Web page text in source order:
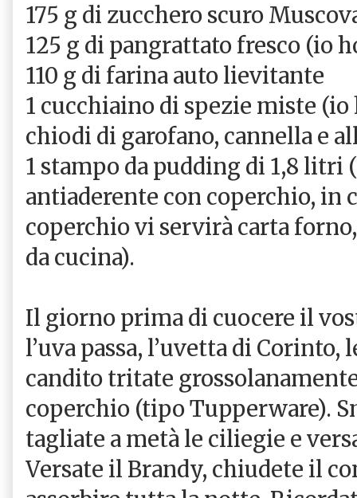
175 g di zucchero scuro
125 g di pangrattato fresco (io
110 g di farina auto lievitante
1 cucchiaino di spezie miste (io
chiodi di garofano, cannella e
1 stampo da pudding di 1,8 litri
antiaderente con coperchio, in
coperchio vi servirà carta
da cucina).
Il giorno prima di cuocere il
l’uva passa, l’uvetta di
candito tritate
coperchio (tipo Tupperware).
tagliate a metà le ciliegie e
Versate il Brandy, chiudete il